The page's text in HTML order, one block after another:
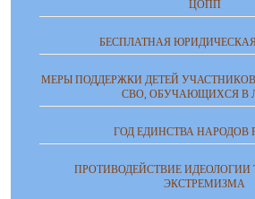
ЦОПП
БЕСПЛАТНАЯ
МЕРЫ ПОДДЕРЖКИ ДЕТЕЙ
СВО, ОБУЧАЮЩИХСЯ В
ГОД ЕДИНСТВА НАРОДОВ
ПРОТИВОДЕЙСТВИЕ ИДЕОЛОГИИ
ЭКСТРЕМИЗМА